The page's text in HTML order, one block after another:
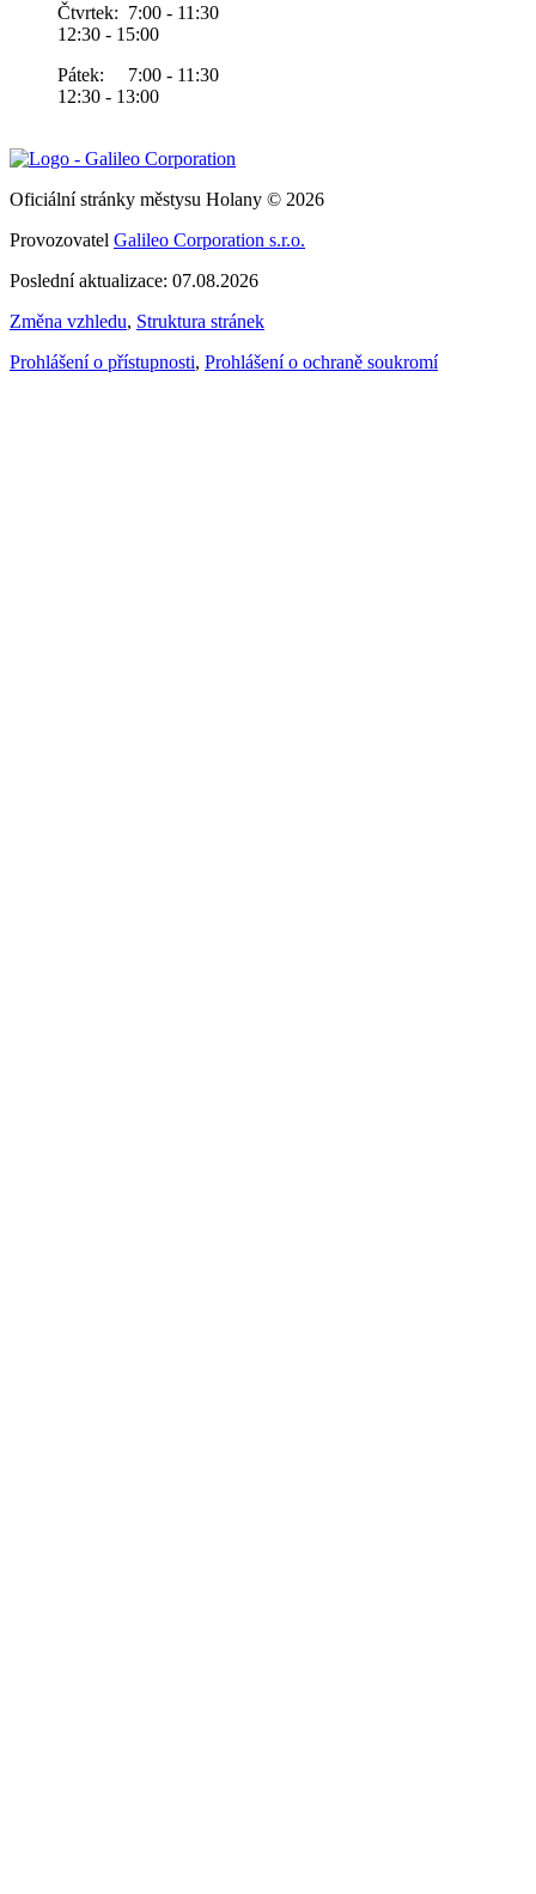
Čtvrtek: 7:00 - 11:30
12:30 - 15:00
Pátek: 7:00 - 11:30
12:30 - 13:00
Oficiální stránky městysu Holany © 2026
Provozovatel Galileo Corporation s.r.o.
Poslední aktualizace: 07.08.2026
Změna vzhledu, Struktura stránek
Prohlášení o přístupnosti, Prohlášení o ochraně soukromí